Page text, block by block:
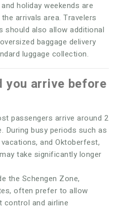
holiday weekends are
arrivals area. Travelers
should also allow additional
baggage delivery
luggage collection.
you arrive before
passengers arrive around 2
During busy periods such as
and Oktoberfest,
take significantly longer
the Schengen Zone,
often prefer to allow
and airline